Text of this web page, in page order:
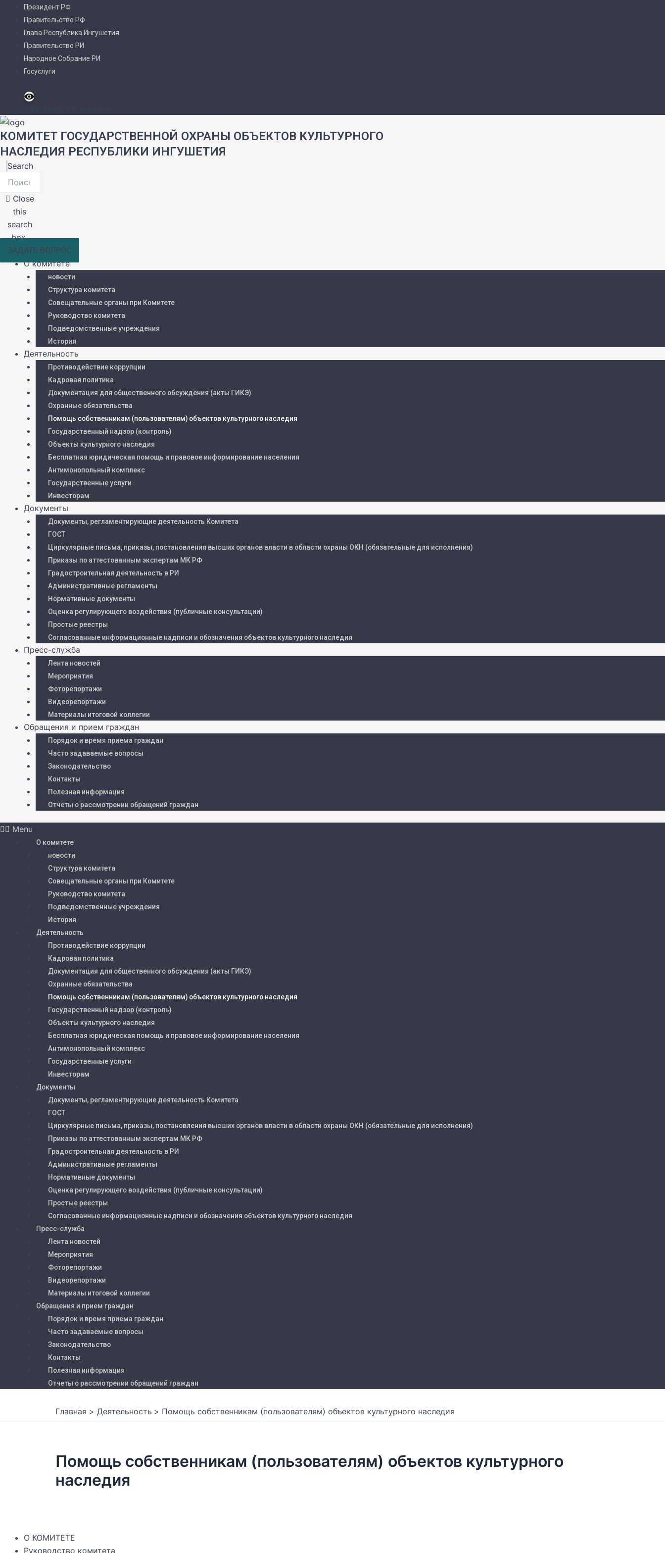
Перейти
содержимому
Президент РФ
Правительство РФ
Глава Республика Ингушетия
Правительство РИ
Народное Собрание РИ
Госуслуги
КОМИТЕТ ГОСУДАРСТВЕННОЙ ОХРАНЫ ОБЪЕКТОВ КУЛЬТУРНОГО
НАСЛЕДИЯ РЕСПУБЛИКИ ИНГУШЕТИЯ
Search
Close
this
search
box.
ЗАДАТЬ ВОПРОС
О комитете
новости
Структура комитета
Совещательные органы при Комитете
Руководство комитета
Подведомственные учреждения
История
Деятельность
Противодействие коррупции
Кадровая политика
Документация для общественного обсуждения (акты ГИКЭ)
Охранные обязательства
Помощь собственникам (пользователям) объектов культурного наследия
Государственный надзор (контроль)
Объекты культурного наследия
Бесплатная юридическая помощь и правовое информирование населения
Антимонопольный комплекс
Государственные услуги
Инвесторам
Документы
Документы, регламентирующие деятельность Комитета
ГОСТ
Циркулярные письма, приказы, постановления высших органов власти в области охраны ОКН (обязательные для исполнения)
Приказы по аттестованным экспертам МК РФ
Градостроительная деятельность в РИ
Административные регламенты
Нормативные документы
Оценка регулирующего воздействия (публичные консультации)
Простые реестры
Согласованные информационные надписи и обозначения объектов культурного наследия
Пресс-служба
Лента новостей
Мероприятия
Фоторепортажи
Видеорепортажи
Материалы итоговой коллегии
Обращения и прием граждан
Порядок и время приема граждан
Часто задаваемые вопросы
Законодательство
Контакты
Полезная информация
Отчеты о рассмотрении обращений граждан
Menu
О комитете
новости
Структура комитета
Совещательные органы при Комитете
Руководство комитета
Подведомственные учреждения
История
Деятельность
Противодействие коррупции
Кадровая политика
Документация для общественного обсуждения (акты ГИКЭ)
Охранные обязательства
Помощь собственникам (пользователям) объектов культурного наследия
Государственный надзор (контроль)
Объекты культурного наследия
Бесплатная юридическая помощь и правовое информирование населения
Антимонопольный комплекс
Государственные услуги
Инвесторам
Документы
Документы, регламентирующие деятельность Комитета
ГОСТ
Циркулярные письма, приказы, постановления высших органов власти в области охраны ОКН (обязательные для исполнения)
Приказы по аттестованным экспертам МК РФ
Градостроительная деятельность в РИ
Административные регламенты
Нормативные документы
Оценка регулирующего воздействия (публичные консультации)
Простые реестры
Согласованные информационные надписи и обозначения объектов культурного наследия
Пресс-служба
Лента новостей
Мероприятия
Фоторепортажи
Видеорепортажи
Материалы итоговой коллегии
Обращения и прием граждан
Порядок и время приема граждан
Часто задаваемые вопросы
Законодательство
Контакты
Полезная информация
Отчеты о рассмотрении обращений граждан
Главная Деятельность Помощь собственникам (пользователям) объектов культурного наследия
Помощь собственникам (пользователям) объектов культурного
наследия
О КОМИТЕТЕ
Руководство комитета